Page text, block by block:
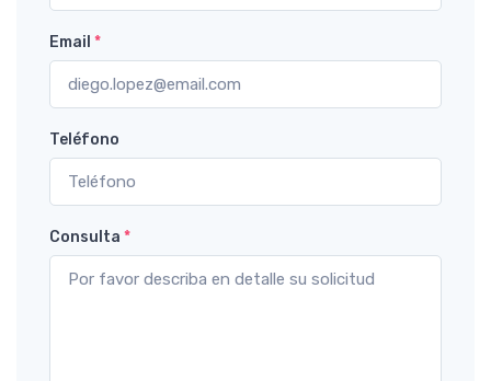
Email *
Teléfono
Consulta *